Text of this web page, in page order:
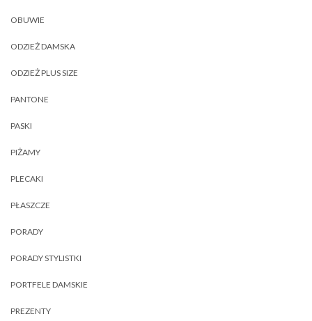
OBUWIE
ODZIEŻ DAMSKA
ODZIEŻ PLUS SIZE
PANTONE
PASKI
PIŻAMY
PLECAKI
PŁASZCZE
PORADY
PORADY STYLISTKI
PORTFELE DAMSKIE
PREZENTY